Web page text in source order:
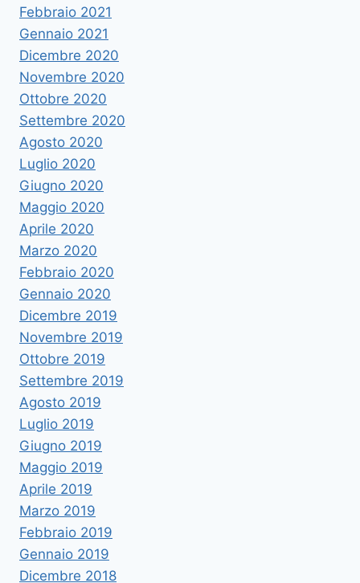
Febbraio 2021
Gennaio 2021
Dicembre 2020
Novembre 2020
Ottobre 2020
Settembre 2020
Agosto 2020
Luglio 2020
Giugno 2020
Maggio 2020
Aprile 2020
Marzo 2020
Febbraio 2020
Gennaio 2020
Dicembre 2019
Novembre 2019
Ottobre 2019
Settembre 2019
Agosto 2019
Luglio 2019
Giugno 2019
Maggio 2019
Aprile 2019
Marzo 2019
Febbraio 2019
Gennaio 2019
Dicembre 2018